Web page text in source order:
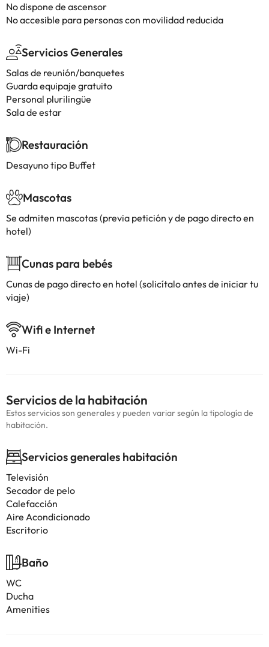
No dispone de ascensor
No accesible para personas con movilidad reducida
Servicios Generales
Salas de reunión/banquetes
Guarda equipaje gratuito
Personal plurilingüe
Sala de estar
Restauración
Desayuno tipo Buffet
Mascotas
Se admiten mascotas (previa petición y de pago directo en
hotel)
Cunas para bebés
Cunas de pago directo en hotel (solicítalo antes de iniciar tu
viaje)
Wifi e Internet
Wi-Fi
Servicios de la habitación
Estos servicios son generales y pueden variar según la tipología de
habitación.
Servicios generales habitación
Televisión
Secador de pelo
Calefacción
Aire Acondicionado
Escritorio
Baño
WC
Ducha
Amenities